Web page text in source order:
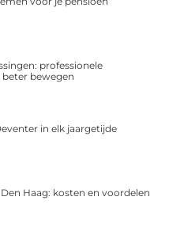
professionele
bewegen
in elk jaargetijde
Haag: kosten en voordelen